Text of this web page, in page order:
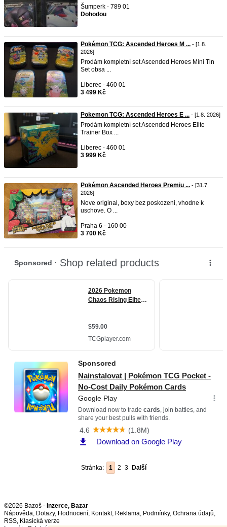
Šumperk - 789 01
Dohodou
Pokémon TCG: Ascended Heroes M ... - [1.8.
2026]
Prodám kompletní set Ascended Heroes Mini Tin
Set obsa ...
Liberec - 460 01
3 499 Kč
Pokemon TCG: Ascended Heroes E ... - [1.8. 2026]
Prodám kompletní set Ascended Heroes Elite
Trainer Box ...
Liberec - 460 01
3 999 Kč
Pokémon Ascended Heroes Premiu ... - [31.7.
2026]
Nove original, boxy bez poskozeni, vhodne k
uschove. O ...
Praha 6 - 160 00
3 700 Kč
Stránka: 1 2 3 Další
©2026 Bazoš - Inzerce, Bazar
Nápověda, Dotazy, Hodnocení, Kontakt, Reklama, Podmínky, Ochrana údajů,
RSS,